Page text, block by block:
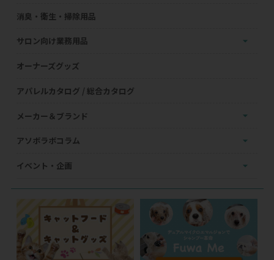
消臭・衛生・掃除用品
サロン向け業務用品
オーナーズグッズ
アパレルカタログ / 総合カタログ
メーカー＆ブランド
アソボラボコラム
イベント・企画